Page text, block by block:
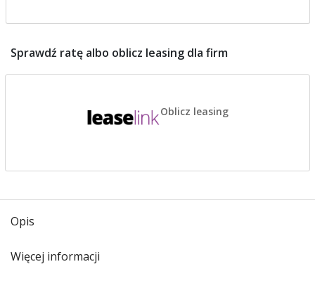
Sprawdź ratę albo oblicz leasing dla firm
Oblicz leasing
Opis
Więcej informacji